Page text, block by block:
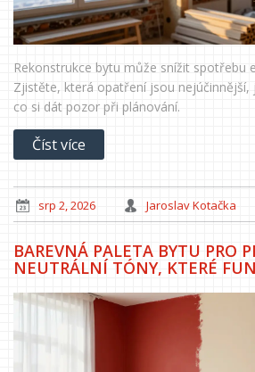
Rekonstrukce bytu může snížit spotřebu
Zjistěte, která opatření jsou nejúčinnější,
co si dát pozor při plánování.
Číst více
srp 2, 2026 Jaroslav Kotačka
BAREVNÁ PALETA BYTU PRO
NEUTRÁLNÍ TÓNY, KTERÉ